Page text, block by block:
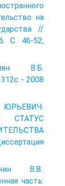
на
//
С. 46-52;
В.Б.
- 2008
СТАТУС
В.В..
часть: